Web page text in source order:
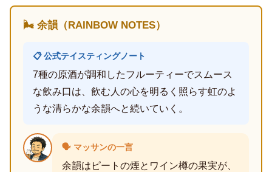
🌬️ 余韻（RAINBOW NOTES）
📋 公式テイスティングノート
7種の原酒が調和したフルーティーでスムース
な飲み口は、飲む人の心を明るく照らす虹のよ
うな清らかな余韻へと続いていく。
🗣️ マッサンの一言
余韻はピートの煙とワイン樽の果実が、